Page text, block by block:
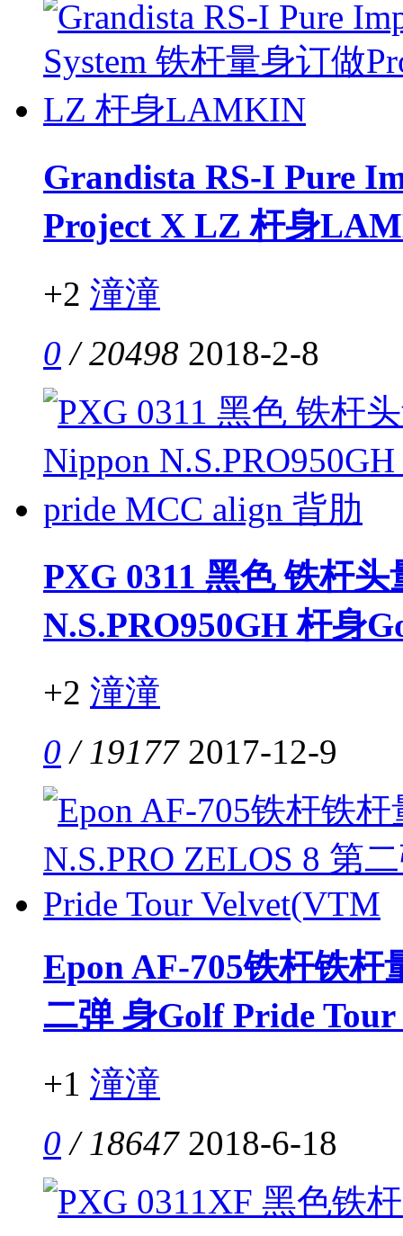
Grandista RS-I Pure
Project X LZ 杆身
+2 潼潼
0 / 20498 2018-2-8
PXG 0311 黑色 铁杆
N.S.PRO950GH 杆身
+2 潼潼
0 / 19177 2017-12-9
Epon AF-705铁杆铁杆
二弹 身Golf Pride
+1 潼潼
0 / 18647 2018-6-18